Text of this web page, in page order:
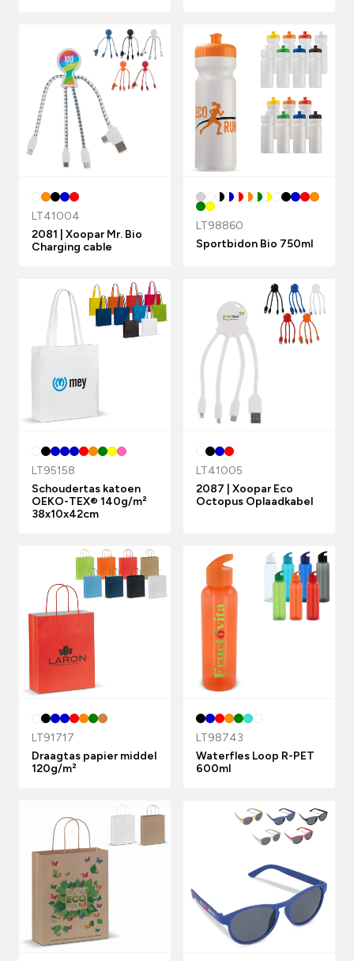
LT41004
2081 | Xoopar Mr. Bio
Charging cable
LT98860
Sportbidon Bio 750ml
LT95158
Schoudertas katoen
OEKO-TEX® 140g/m²
38x10x42cm
LT41005
2087 | Xoopar Eco
Octopus Oplaadkabel
LT91717
Draagtas papier middel
120g/m²
LT98743
Waterfles Loop R-PET
600ml